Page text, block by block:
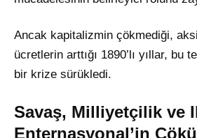
Ancak kapitalizmin çökmediği,
ücretlerin arttığı 1890’lı yıllar, bu
bir krize sürükledi.
Savaş, Milliyetçilik ve
Enternasyonal’in